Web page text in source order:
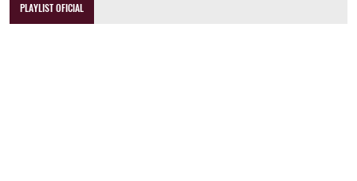
PLAYLIST OFICIAL